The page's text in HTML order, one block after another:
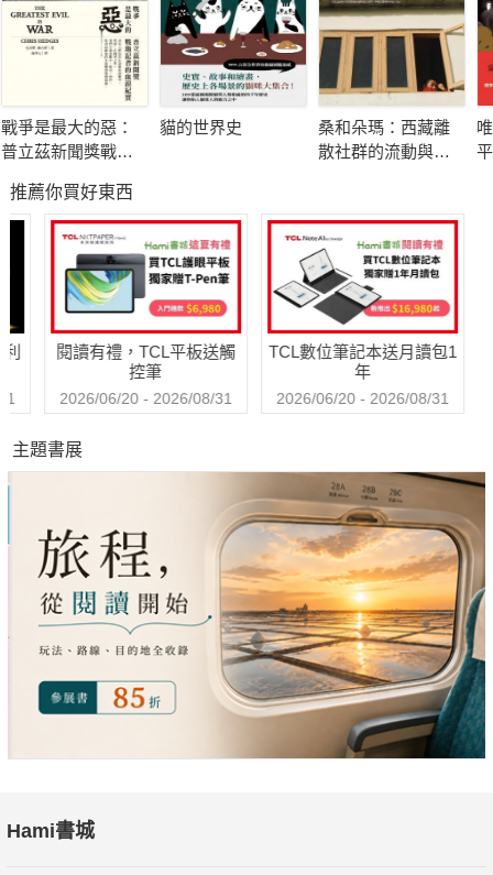
戰爭是最大的惡：
普立茲新聞獎戰地
貓的世界史
桑和朵瑪：西藏離
散社群的流動與社
推薦你買好東西
閱讀有禮，TCL平板送觸
控筆
2026/06/20 - 2026/08/31
TCL數位筆記本送月讀包1
年
2026/06/20 - 2026/08/31
主題書展
Hami書城